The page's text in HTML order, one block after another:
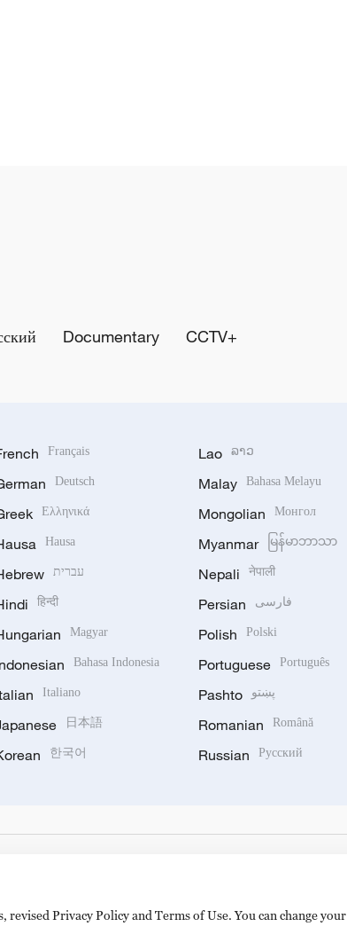
Documentary CCTV+
Français
Deutsch
Ελληνικά
Hausa
עברית
हिन्दी
Magyar
Bahasa Indonesia
Italiano
日本語
한국어
Lao ລາວ
Malay Bahasa Melayu
Mongolian Монгол
Myanmar မြန်မာဘာသာ
Nepali नेपाली
Persian فارسی
Polish Polski
Portuguese Português
Pashto پښتو
Romanian Română
Russian Русский
Privacy Policy and Terms of Use. You can change your